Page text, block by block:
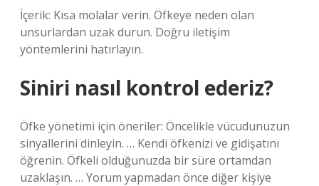
İçerik: Kısa molalar verin. Öfkeye neden olan
unsurlardan uzak durun. Doğru iletişim
yöntemlerini hatırlayın.
Siniri nasıl kontrol ederiz?
Öfke yönetimi için öneriler: Öncelikle vücudunuzun
sinyallerini dinleyin. … Kendi öfkenizi ve gidişatını
öğrenin. Öfkeli olduğunuzda bir süre ortamdan
uzaklaşın. … Yorum yapmadan önce diğer kişiye